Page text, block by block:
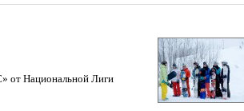
от Национальной Лиги